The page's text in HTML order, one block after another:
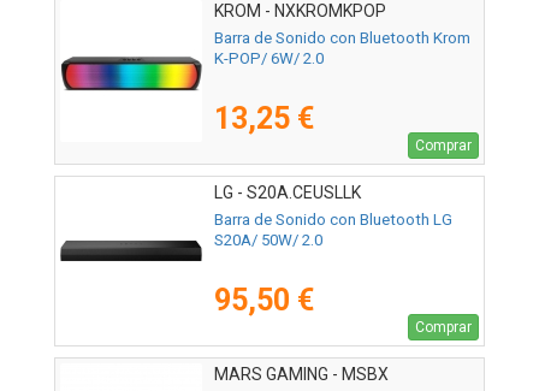
KROM - NXKROMKPOP
Barra de Sonido con Bluetooth Krom
K-POP/ 6W/ 2.0
13,25 €
Comprar
LG - S20A.CEUSLLK
Barra de Sonido con Bluetooth LG
S20A/ 50W/ 2.0
95,50 €
Comprar
MARS GAMING - MSBX